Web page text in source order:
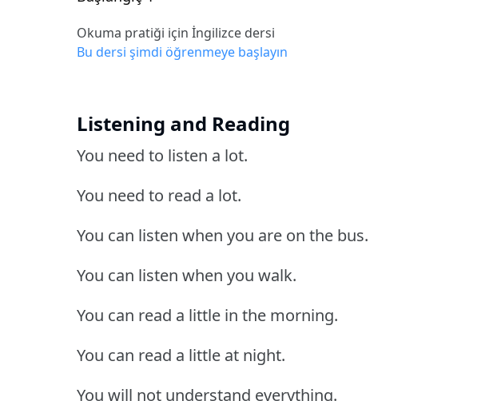
Okuma pratiği için İngilizce dersi
Bu dersi şimdi öğrenmeye başlayın
Listening and Reading
You need to listen a lot.
You need to read a lot.
You can listen when you are on the bus.
You can listen when you walk.
You can read a little in the morning.
You can read a little at night.
You will not understand everything.